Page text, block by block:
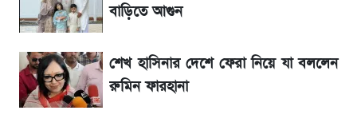
লিটনকে নিয়ে টিম ম্যানেজমেন্টের নতুন পরিকল্পনা
এস আলমের দখলে থাকা ব্যাংক নিয়ে এলো নতুন
সিদ্ধান্ত
বাড়িতে আগুন
শেখ হাসিনার দেশে ফেরা নিয়ে যা বললেন
রুমিন ফারহানা